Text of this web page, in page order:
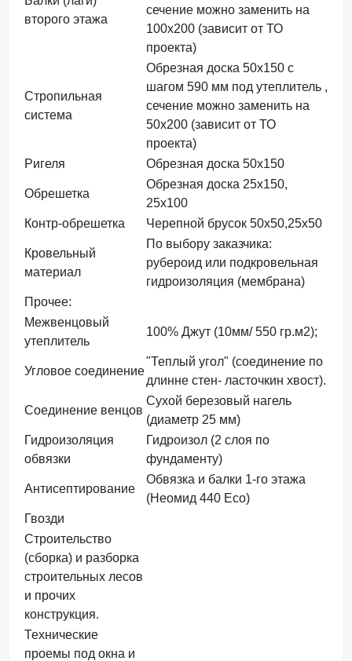
второго этажа
сечение можно заменить на
100х200 (зависит от ТО
проекта)
Стропильная
система
Обрезная доска 50х150 с
шагом 590 мм под утеплитель ,
сечение можно заменить на
50х200 (зависит от ТО
проекта)
Ригеля
Обрезная доска 50х150
Обрешетка
Обрезная доска 25х150,
25х100
Контр-обрешетка
Черепной брусок 50х50,25х50
Кровельный
материал
По выбору заказчика:
рубероид или подкровельная
гидроизоляция (мембрана)
Прочее:
Межвенцовый
утеплитель
100% Джут (10мм/ 550 гр.м2);
Угловое соединение
"Теплый угол" (соединение по
длинне стен- ласточкин хвост).
Соединение венцов
Сухой березовый нагель
(диаметр 25 мм)
Гидроизоляция
обвязки
Гидроизол (2 слоя по
фундаменту)
Антисептирование
Обвязка и балки 1-го этажа
(Неомид 440 Eco)
Гвозди
Строительство
(сборка) и разборка
строительных лесов
и прочих
конструкция.
Технические
проемы под окна и